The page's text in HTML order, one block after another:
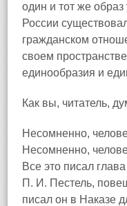
один и тот же
России
гражданском
своем
единообразия и
Как вы, читатель,
Несомненно,
Несомненно,
Все это писал
П. И. Пестель,
писал он в Наказе